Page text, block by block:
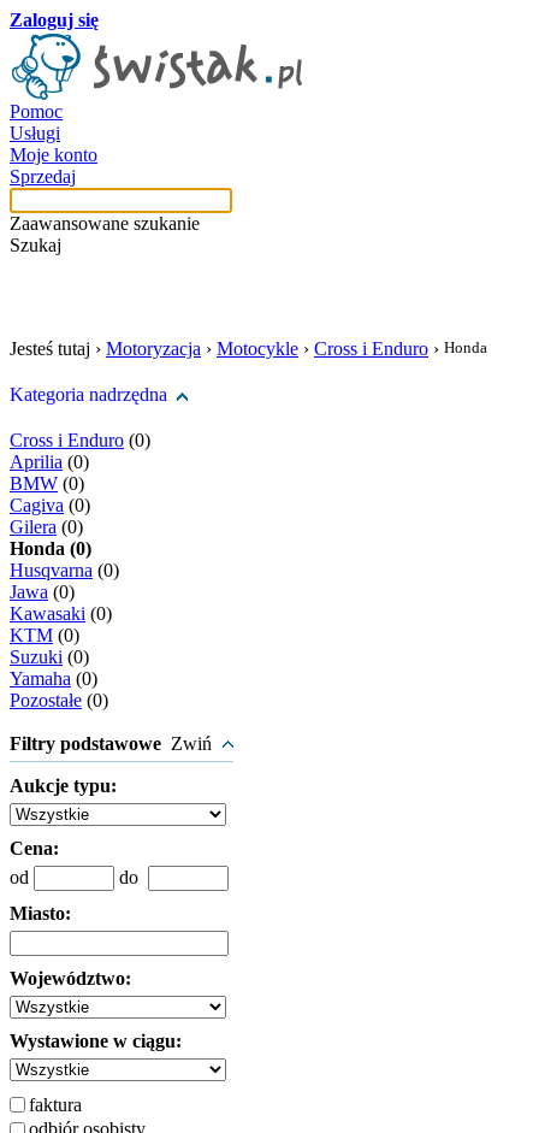
Zaloguj się
Pomoc
Usługi
Moje konto
Sprzedaj
Zaawansowane szukanie
Szukaj
Jesteś tutaj › Motoryzacja › Motocykle › Cross i Enduro › Honda
Kategoria nadrzędna
Cross i Enduro (0)
Aprilia (0)
BMW (0)
Cagiva (0)
Gilera (0)
Honda (0)
Husqvarna (0)
Jawa (0)
Kawasaki (0)
KTM (0)
Suzuki (0)
Yamaha (0)
Pozostałe (0)
Filtry podstawowe Zwiń
Aukcje typu:
Cena:
od
do
Miasto:
Województwo:
Wystawione w ciągu:
faktura
odbiór osobisty